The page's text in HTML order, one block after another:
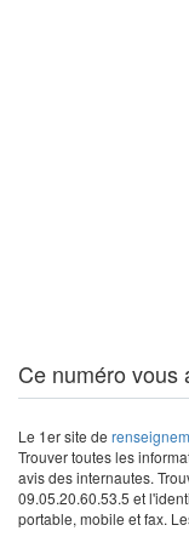
Ce numéro vous
Le 1er site de
Trouver toutes les
avis des internautes.
09.05.20.60.53.5 et
portable, mobile et fax.